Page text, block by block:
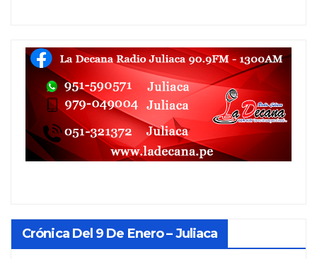
Crónica Del 9 De Enero – Juliaca